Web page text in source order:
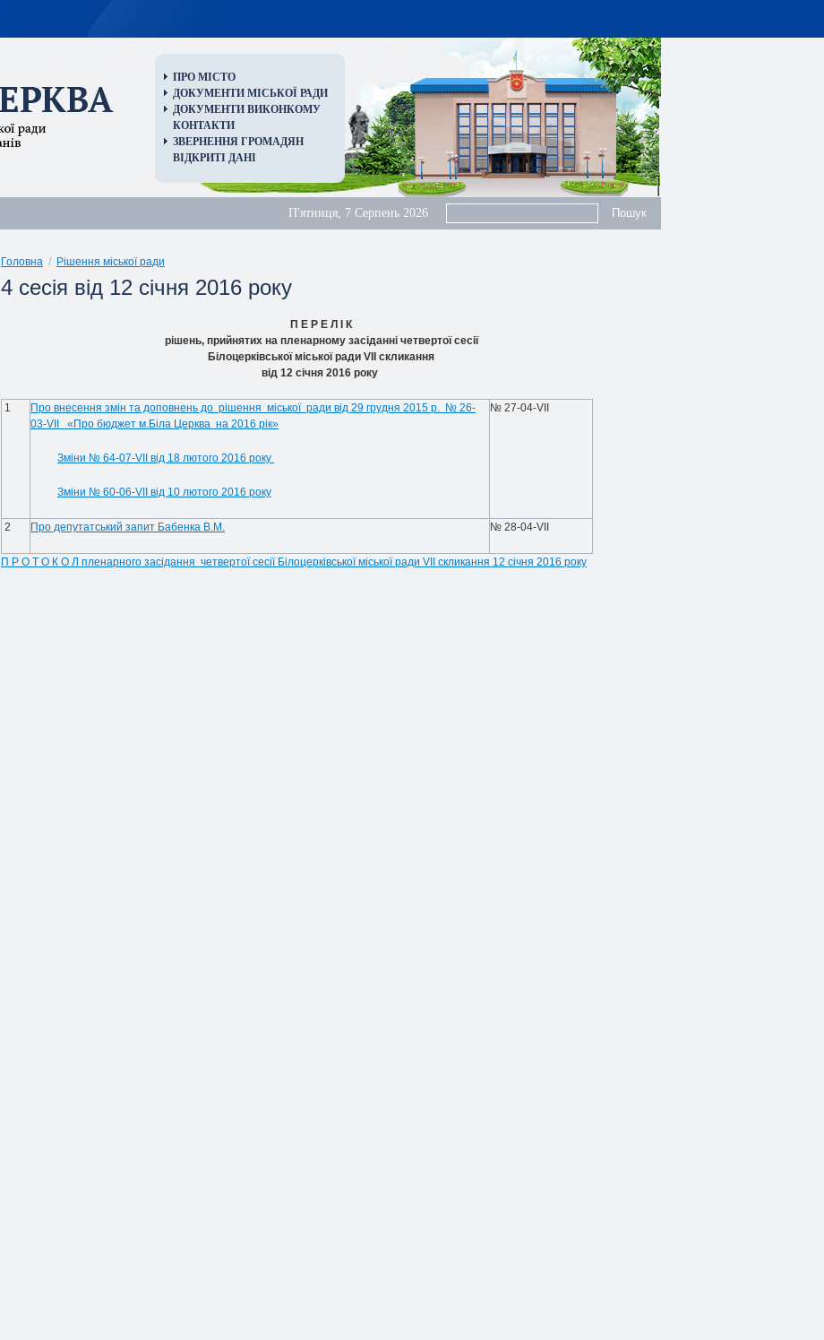
ПРО МІСТО
ДОКУМЕНТИ МІСЬКОЇ РАДИ
ДОКУМЕНТИ ВИКОНКОМУ
КОНТАКТИ
ЗВЕРНЕННЯ ГРОМАДЯН
ВІДКРИТІ ДАНІ
П'ятниця, 7 Серпень 2026
Головна / Рішення міської ради
4 сесія від 12 січня 2016 року
П Е Р Е Л І К
рішень, прийнятих на пленарному засіданні четвертої сесії
Білоцерківської міської ради VIІ скликання
від 12 січня 2016 року
1
Про внесення змін та доповнень до рішення міської ради від 29 грудня 2015 р. № 26-
03-VIІ «Про бюджет м.Біла Церква на 2016 рік»
Зміни № 64-07-VIІ від 18 лютого 2016 року
Зміни № 60-06-VIІ від 10 лютого 2016 року
№ 27-04-VIІ
2 Про депутатський запит Бабенка В.М. № 28-04-VI
П Р О Т О К О Л пленарного засідання четвертої сесії Білоцерківської міської ради VII скликання 12 січня 2016 року